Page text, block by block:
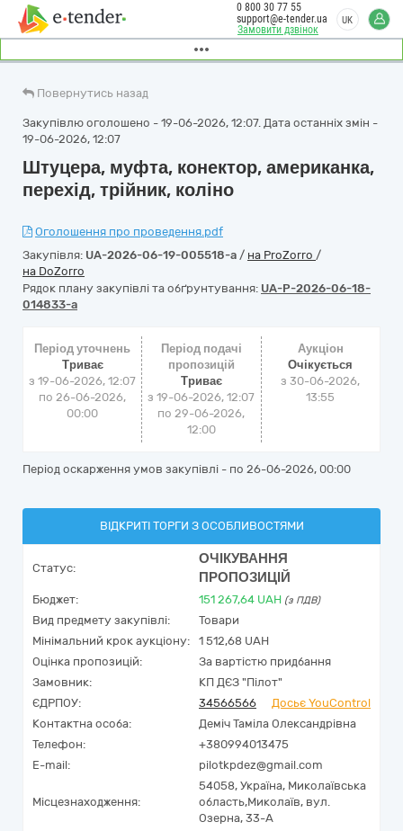
Замовити дзвінок
0 800 30 77 55
support@e-tender.ua
UK
Повернутись назад
Закупівлю оголошено - 19-06-2026, 12:07. Дата останніх змін -
19-06-2026, 12:07
Штуцера, муфта, конектор, американка,
перехід, трійник, коліно
Оголошення про проведення.pdf
Закупівля: UA-2026-06-19-005518-a / на ProZorro /
на DoZorro
Рядок плану закупівлі та обґрунтування: UA-P-2026-06-18-
014833-a
Період уточнень
Триває
з 19-06-2026, 12:07
по 26-06-2026,
00:00
Період подачі
пропозицій
Триває
з 19-06-2026, 12:07
по 29-06-2026,
12:00
Аукціон
Очікується
з30-06-2026,
13:55
Період оскарження умов закупівлі - по 26-06-2026, 00:00
ВІДКРИТІ ТОРГИ З ОСОБЛИВОСТЯМИ
Статус:
ОЧІКУВАННЯ
ПРОПОЗИЦІЙ
Бюджет: 151 267,64 UAH (з ПДВ)
Вид предмету закупівлі:
Товари
Мінімальний крок аукціону:
1 512,68 UAH
Оцінка пропозицій:
За вартістю придбання
Замовник:
КП ДЄЗ "Пілот"
ЄДРПОУ:
34566566
Досьє YouControl
Контактна особа:
Деміч Таміла Олександрівна
Телефон:
+380994013475
E-mail:
pilotkpdez@gmail.com
Місцезнаходження:
54058, Україна, Миколаївська
область,Миколаїв, вул.
Озерна, 33-А